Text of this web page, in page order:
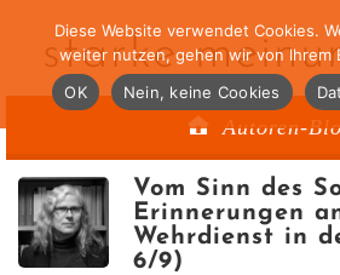
starke-
Autoren-
Vom Sinn des
Erinnerungen
Wehrdienst in
6/9)
Diese Website verwendet Cookies.
weiter nutzen, gehen wir von Ihrem
OK
Nein, keine Cookies